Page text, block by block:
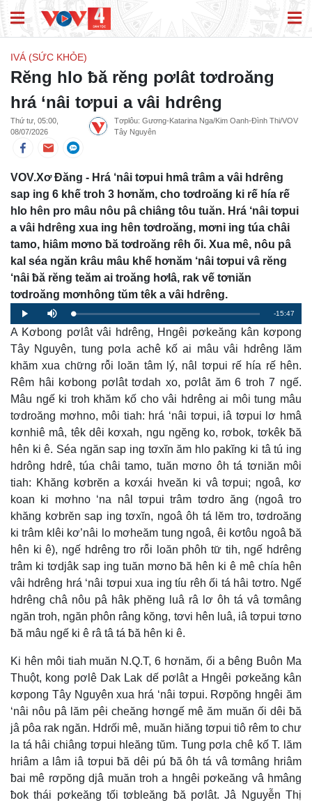
IVÁ (SỨC KHỎE)
Rĕng hlo ƀă rĕng pơlât tơdroăng
hrá ‘nâi tơpui a vâi hdrêng
Thứ tư, 05:00,
08/07/2026
Tơplôu: Gương-Katarina Nga/Kim Oanh-Đình Thi/VOV
Tây Nguyên
VOV.Xơ Đăng - Hrá ‘nâi tơpui hmâ trâm a vâi hdrêng
sap ing 6 khế troh 3 hơnăm, cho tơdroăng ki rế hía rế
hlo hên pro mâu nôu pâ chiâng tôu tuăn. Hrá ‘nâi tơpui
a vâi hdrêng xua ing hên tơdroăng, mơni ing túa châi
tamo, hiâm mơno ƀă tơdroăng rêh ối. Xua mê, nôu pâ
kal séa ngăn krâu mâu khế hơnăm ‘nâi tơpui vâ rĕng
‘nâi ƀă rĕng teăm ai troăng hơlâ, rak vế tơniăn
tơdroăng mơnhông tŭm têk a vâi hdrêng.
Play Mute Loaded:
0%
Progress:
0%
Remaining
Time
-15:47
A Kơbong pơlât vâi hdrêng, Hngêi pơkeăng kân kơpong
Tây Nguyên, tung pơla achê kố ai mâu vâi hdrêng lăm
khăm xua chư̆ng rô̆i loăn tâm lý, nâl tơpui rế hía rế hên.
Rêm hâi kơbong pơlât tơdah xo, pơlât ăm 6 troh 7 ngế.
Mâu ngế ki troh khăm kố cho vâi hdrêng ai môi tung mâu
tơdroăng mơhno, môi tiah: hrá ‘nâi tơpui, iâ tơpui lơ hmâ
kơnhiê mâ, têk dêi kơxah, ngu ngĕng ko, rơbok, tơkêk ƀă
hên ki ê. Séa ngăn sap ing tơxĭn ăm hlo pakĭng ki tâ tú ing
hdrông hdrê, túa châi tamo, tuăn mơno ôh tá tơniăn môi
tiah: Khăng kơbrĕn a kơxái hveăn ki vâ tơpui; ngoâ, kơ
koan ki mơhno ‘na nâl tơpui trâm tơdro ăng (ngoâ tro
khăng kơbrĕn sap ing tơxĭn, ngoâ ôh tá lĕm tro, tơdroăng
ki trâm klêi kơ’nâi lo mơheăm tung ngoâ, êi kơtôu ngoâ ƀă
hên ki ê), ngế hdrêng tro rô̆i loăn phôh tư̆ tih, ngế hdrêng
trâm ki tơdjâk sap ing tuăn mơno ƀă hên ki ê mê chía hên
vâi hdrêng hrá ‘nâi tơpui xua ing tíu rêh ối tá hâi tơtro. Ngế
hdrêng châ nôu pâ hâk phĕng luâ râ lơ ôh tá vâ tơmâng
ngăn troh, ngăn phôn râng kŏng, tơvi hên luâ, iâ tơpui tơno
ƀă mâu ngế ki ê râ tâ tá ƀă hên ki ê.
Ki hên môi tiah muăn N.Q.T, 6 hơnăm, ối a bêng Buôn Ma
Thuột, kong pơlê Dak Lak dế pơlât a Hngêi pơkeăng kân
kơpong Tây Nguyên xua hrá ‘nâi tơpui. Rơpŏng hngêi ăm
‘nâi nôu pâ lăm pêi cheăng hơngế mê ăm muăn ối dêi ƀă
jâ pôa rak ngăn. Hdrối mê, muăn hiăng tơpui tiô rêm to chư
la tá hâi chiâng tơpui hleăng tŭm. Tung pơla chê kố T. lăm
hriâm a lâm iâ tơpui ƀă dêi pú ƀă ôh tá vâ tơmâng hriâm
ƀai mê rơpŏng djâ muăn troh a hngêi pơkeăng vâ hmâng
ƀok thái pơkeăng tối tơbleăng ƀă pơlât. Jâ Nguyễn Thị